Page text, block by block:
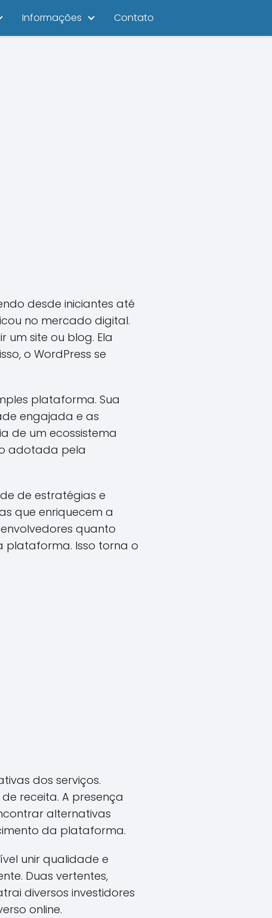
Informações Contato
desde iniciantes até
no mercado digital.
site ou blog. Ela
o WordPress se
plataforma. Sua
engajada e as
de um ecossistema
adotada pela
de estratégias e
que enriquecem a
quanto
plataforma. Isso torna o
dos serviços.
receita. A presença
alternativas
da plataforma.
unir qualidade e
Duas vertentes,
diversos investidores
online.